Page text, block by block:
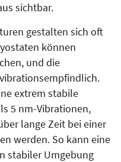
sichtbar.
gestalten sich oft
können
und die
extrem stabile
5 nm-Vibrationen,
lange Zeit bei einer
werden. So kann eine
stabiler Umgebung